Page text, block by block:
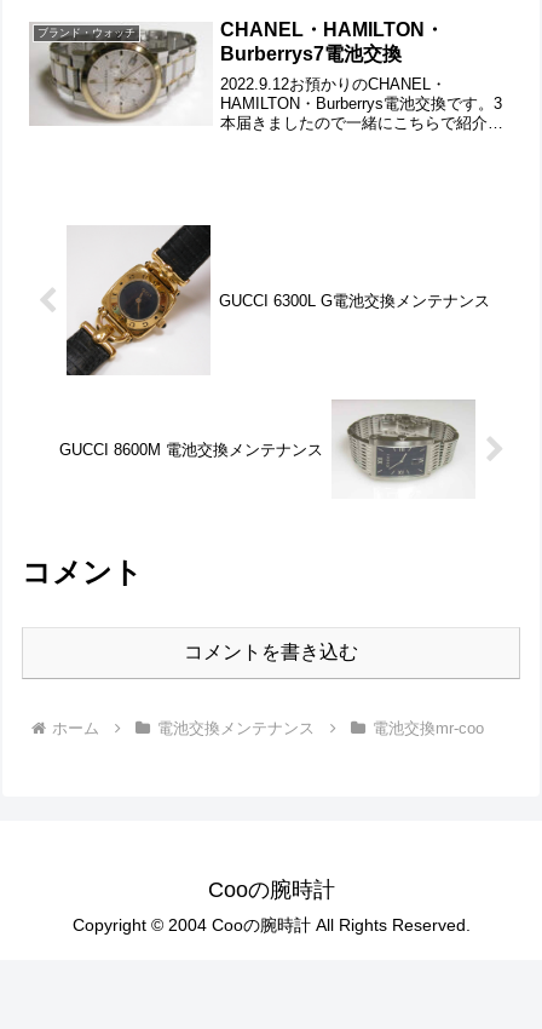
す。ベルトごと洗浄でバックルの汚...
ブランド・ウォッチ
CHANEL・HAMILTON・
Burberrys7電池交換
2022.9.12お預かりのCHANEL・
HAMILTON・Burberrys電池交換です。3
本届きましたので一緒にこちらで紹介で
GUCCI 6300L G電池交換メンテナンス
GUCCI 8600M 電池交換メンテナンス
コメント
コメントを書き込む
ホーム 電池交換メンテナンス 電池交換mr-coo
Cooの腕時計
Copyright © 2004 Cooの腕時計 All Rights Reserved.